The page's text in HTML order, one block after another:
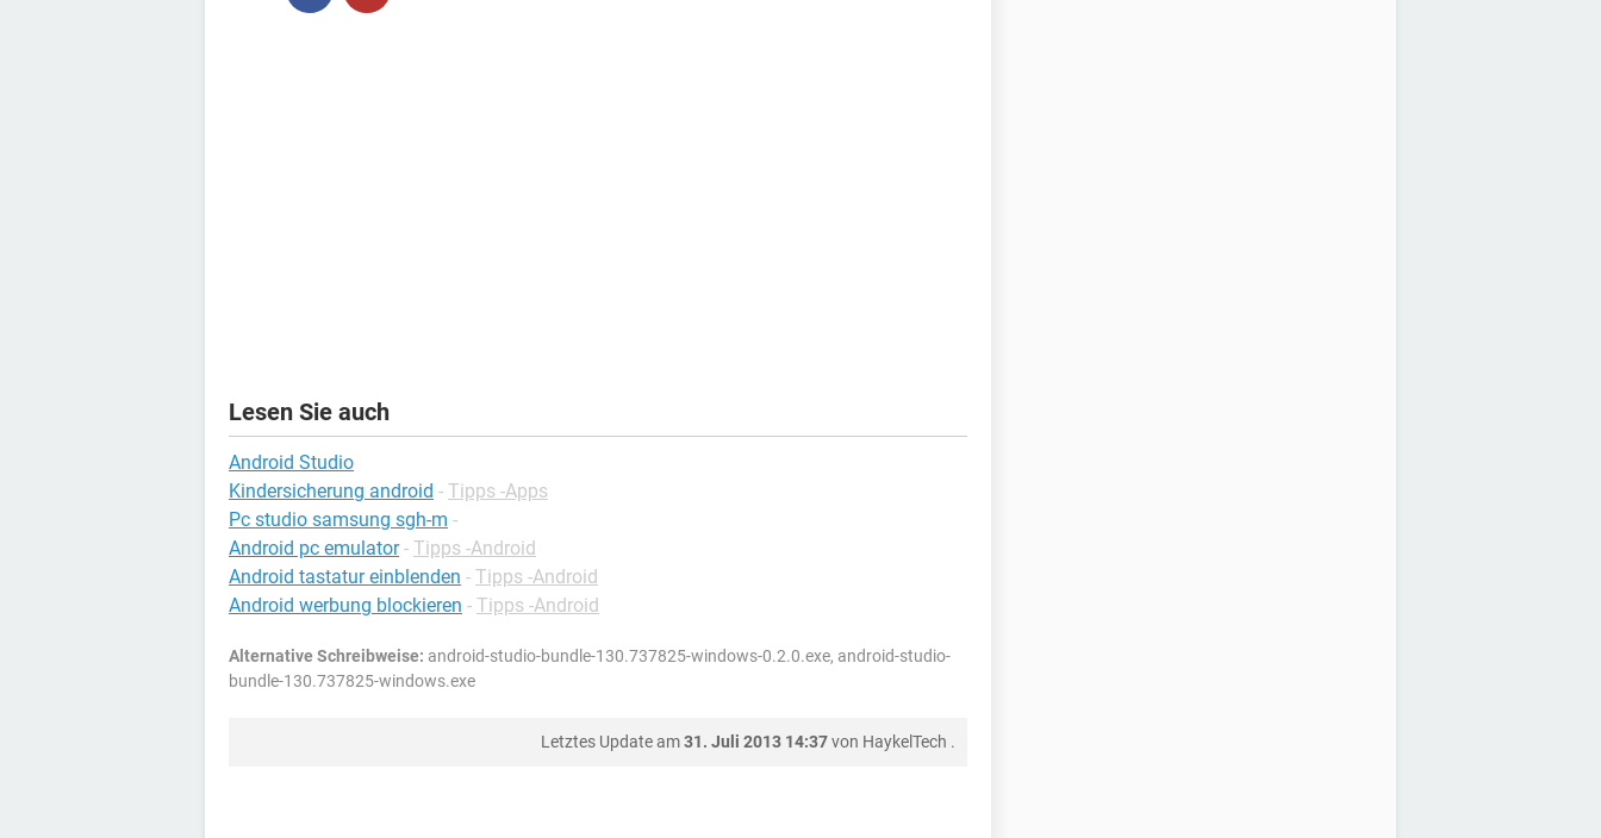
Lesen Sie auch
Android Studio
Kindersicherung android - Tipps -Apps
Pc studio samsung sgh-m -
Android pc emulator - Tipps -Android
Android tastatur einblenden - Tipps -Android
Android werbung blockieren - Tipps -Android
Alternative Schreibweise: android-studio-bundle-130.737825-windows-0.2.0.exe, android-studio-
bundle-130.737825-windows.exe
Letztes Update am31. Juli 2013 14:37von HaykelTech .